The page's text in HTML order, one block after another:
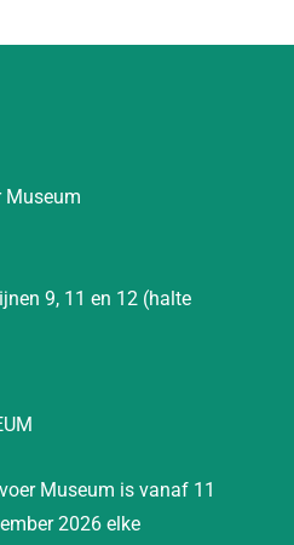
Museum
9, 11 en 12 (halte
Museum is vanaf 11
2026 elke